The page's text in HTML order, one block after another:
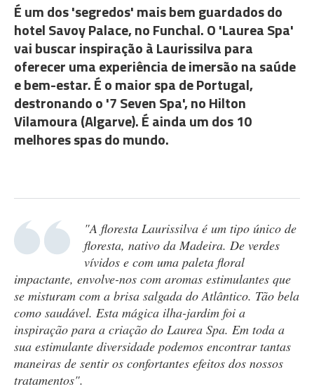
É um dos 'segredos' mais bem guardados do
hotel Savoy Palace, no Funchal. O 'Laurea Spa'
vai buscar inspiração à Laurissilva para
oferecer uma experiência de imersão na saúde
e bem-estar. É o maior spa de Portugal,
destronando o '7 Seven Spa', no Hilton
Vilamoura (Algarve). É ainda um dos 10
melhores spas do mundo.
"A floresta Laurissilva é um tipo único de
floresta, nativo da Madeira. De verdes
vívidos e com uma paleta floral
impactante, envolve-nos com aromas estimulantes que
se misturam com a brisa salgada do Atlântico. Tão bela
como saudável. Esta mágica ilha-jardim foi a
inspiração para a criação do Laurea Spa. Em toda a
sua estimulante diversidade podemos encontrar tantas
maneiras de sentir os confortantes efeitos dos nossos
tratamentos".